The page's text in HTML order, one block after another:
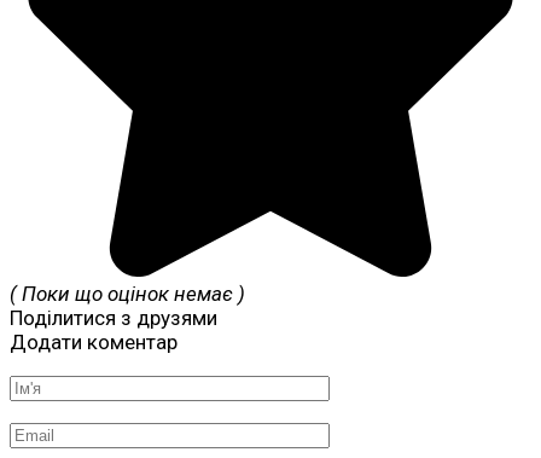
( Поки що оцінок немає )
Поділитися з друзями
Додати коментар
Ім'я
Email